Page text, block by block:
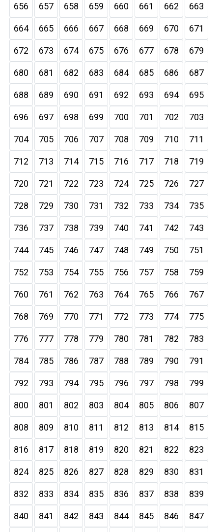
656 657 658 659 660 661 662 663
664 665 666 667 668 669 670 671
672 673 674 675 676 677 678 679
680 681 682 683 684 685 686 687
688 689 690 691 692 693 694 695
696 697 698 699 700 701 702 703
704 705 706 707 708 709 710 711
712 713 714 715 716 717 718 719
720 721 722 723 724 725 726 727
728 729 730 731 732 733 734 735
736 737 738 739 740 741 742 743
744 745 746 747 748 749 750 751
752 753 754 755 756 757 758 759
760 761 762 763 764 765 766 767
768 769 770 771 772 773 774 775
776 777 778 779 780 781 782 783
784 785 786 787 788 789 790 791
792 793 794 795 796 797 798 799
800 801 802 803 804 805 806 807
808 809 810 811 812 813 814 815
816 817 818 819 820 821 822 823
824 825 826 827 828 829 830 831
832 833 834 835 836 837 838 839
840 841 842 843 844 845 846 847